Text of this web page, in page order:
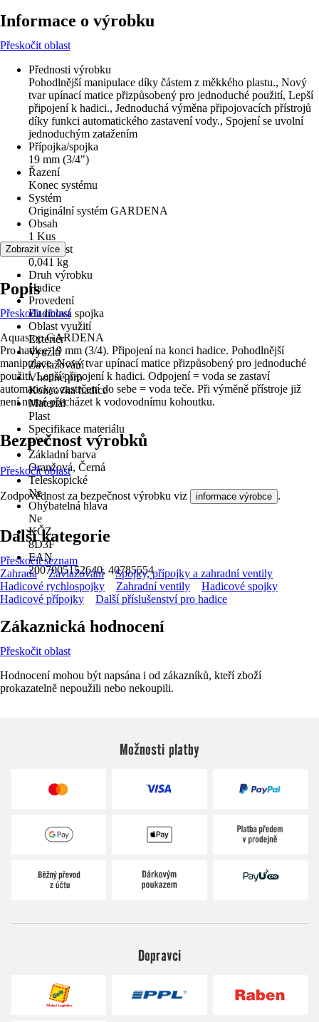
Informace o výrobku
Přeskočit oblast
Přednosti výrobku
Pohodlnější manipulace díky částem z měkkého plastu., Nový
tvar upínací matice přizpůsobený pro jednoduché použití, Lepší
připojení k hadici., Jednoduchá výměna připojovacích přístrojů
díky funkci automatického zastavení vody., Spojení se uvolní
jednoduchým zatažením
Přípojka/spojka
19 mm (3/4")
Řazení
Konec systému
Systém
Originální systém GARDENA
Obsah
1 Kus
Hmotnost
0,041 kg
Druh výrobku
Hadice
Provedení
Hadicová spojka
Oblast využití
Exteriér
Využití
Zavlažování
Vhodné pro
Koncovka hadice
Materiál
Plast
Specifikace materiálu
PVC
Základní barva
Oranžová, Černá
Teleskopické
Ne
Ohýbatelná hlava
Ne
KČZ
8D3F
EAN
2007005152640, 40785554
Zobrazit více
Popis
Přeskočit oblast
Aquastop GARDENA
Pro hadice 19 mm (3/4). Připojení na konci hadice. Pohodlnější
manipulace. Nový tvar upínací matice přizpůsobený pro jednoduché
použití. Lepší připojení k hadici. Odpojení = voda se zastaví
automaticky; zastrčení do sebe = voda teče. Při výměně přístroje již
není nutné přecházet k vodovodnímu kohoutku.
Bezpečnost výrobků
Přeskočit oblast
Zodpovědnost za bezpečnost výrobku viz informace výrobce .
Další kategorie
Přeskočit seznam
Zahrada
Zavlažování
Spojky, přípojky a zahradní ventily
Hadicové rychlospojky
Zahradní ventily
Hadicové spojky
Hadicové přípojky
Další příslušenství pro hadice
Zákaznická hodnocení
Přeskočit oblast
Hodnocení mohou být napsána i od zákazníků, kteří zboží
prokazatelně nepoužili nebo nekoupili.
Možnosti platby
Dopravci